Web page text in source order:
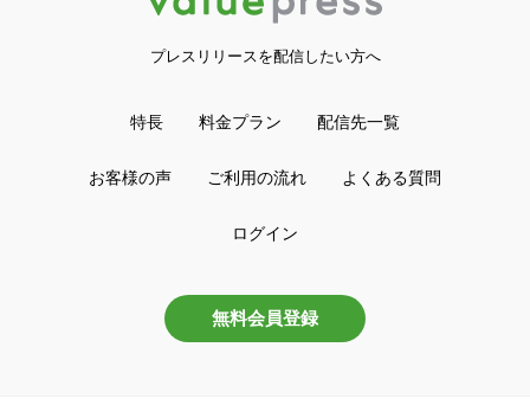
プレスリリースを配信したい方へ
特長 料金プラン 配信先一覧
お客様の声 ご利用の流れ よくある質問
ログイン
無料会員登録